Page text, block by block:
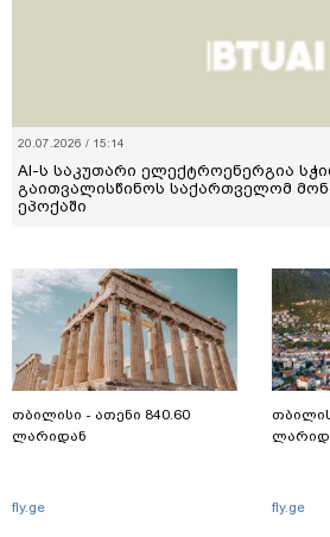
20.07.2026 / 15:14
AI-ს საკუთარი ელექტროენერგია
გაითვალისწინოს საქართველომ
ეპოქაში
თბილისი - ათენი 840.60
ლარიდან
fly.ge fly.ge